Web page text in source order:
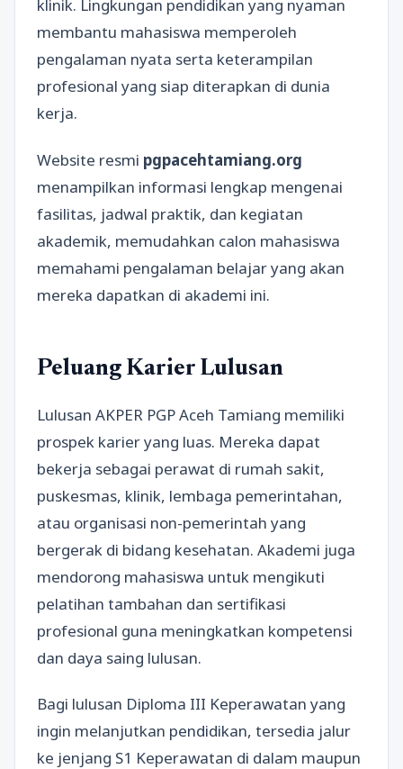
klinik. Lingkungan pendidikan yang nyaman
membantu mahasiswa memperoleh
pengalaman nyata serta keterampilan
profesional yang siap diterapkan di dunia
kerja.
Website resmi pgpacehtamiang.org
menampilkan informasi lengkap mengenai
fasilitas, jadwal praktik, dan kegiatan
akademik, memudahkan calon mahasiswa
memahami pengalaman belajar yang akan
mereka dapatkan di akademi ini.
Peluang Karier Lulusan
Lulusan AKPER PGP Aceh Tamiang memiliki
prospek karier yang luas. Mereka dapat
bekerja sebagai perawat di rumah sakit,
puskesmas, klinik, lembaga pemerintahan,
atau organisasi non-pemerintah yang
bergerak di bidang kesehatan. Akademi juga
mendorong mahasiswa untuk mengikuti
pelatihan tambahan dan sertifikasi
profesional guna meningkatkan kompetensi
dan daya saing lulusan.
Bagi lulusan Diploma III Keperawatan yang
ingin melanjutkan pendidikan, tersedia jalur
ke jenjang S1 Keperawatan di dalam maupun